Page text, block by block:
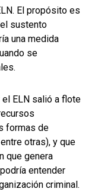
El propósito es
sustento
una medida
se
ELN salió a flote
formas de
otras), y que
que genera
entender
criminal.